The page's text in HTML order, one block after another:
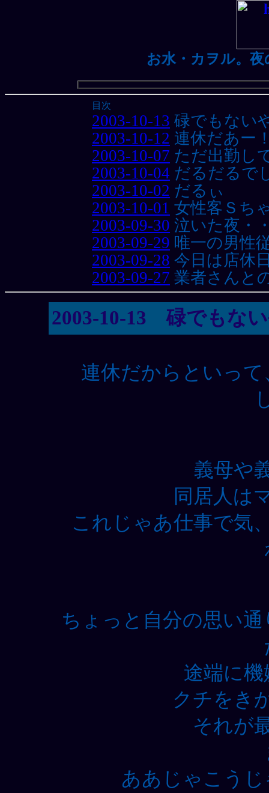
お水・カヲル。
目次
2003-10-13 碌でもない
2003-10-12 連休だあー
2003-10-07 ただ出勤し
2003-10-04 だるだるで
2003-10-02 だるぃ
2003-10-01 女性客Ｓち
2003-09-30 泣いた夜・
2003-09-29 唯一の男性
2003-09-28 今日は店休
2003-09-27 業者さんと
2003-10-13 碌でもな
連休だからといっ
義母や
同居人は
これじゃあ仕事で気
ちょっと自分の思い
途端に
クチをき
それが
ああじゃこう